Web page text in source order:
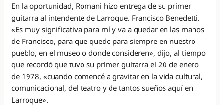
En la oportunidad, Romani hizo entrega de su primer
guitarra al intendente de Larroque, Francisco Benedetti.
«Es muy significativa para mí y va a quedar en las manos
de Francisco, para que quede para siempre en nuestro
pueblo, en el museo o donde consideren», dijo, al tiempo
que recordó que tuvo su primer guitarra el 20 de enero
de 1978, «cuando comencé a gravitar en la vida cultural,
comunicacional, del teatro y de tantos sueños aquí en
Larroque».